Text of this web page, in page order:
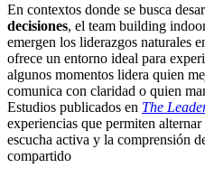
En contextos donde se busca
decisiones, el team building
emergen los liderazgos naturales
ofrece un entorno ideal para
algunos momentos lidera quien
comunica con claridad o quien
Estudios publicados en The
experiencias que permiten
escucha activa y la comprensión
compartido